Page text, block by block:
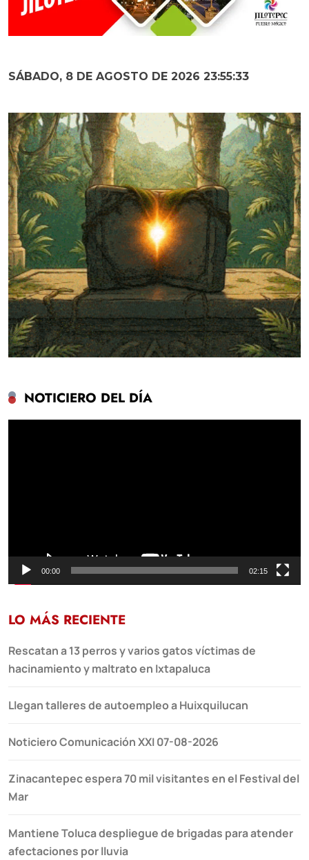
SÁBADO, 8 DE AGOSTO DE 2026 23:55:34
NOTICIERO DEL DÍA
00:00 02:15
LO MÁS RECIENTE
Rescatan a 13 perros y varios gatos víctimas de
hacinamiento y maltrato en Ixtapaluca
Llegan talleres de autoempleo a Huixquilucan
Noticiero Comunicación XXI 07-08-2026
Zinacantepec espera 70 mil visitantes en el Festival del
Mar
Mantiene Toluca despliegue de brigadas para atender
afectaciones por lluvia